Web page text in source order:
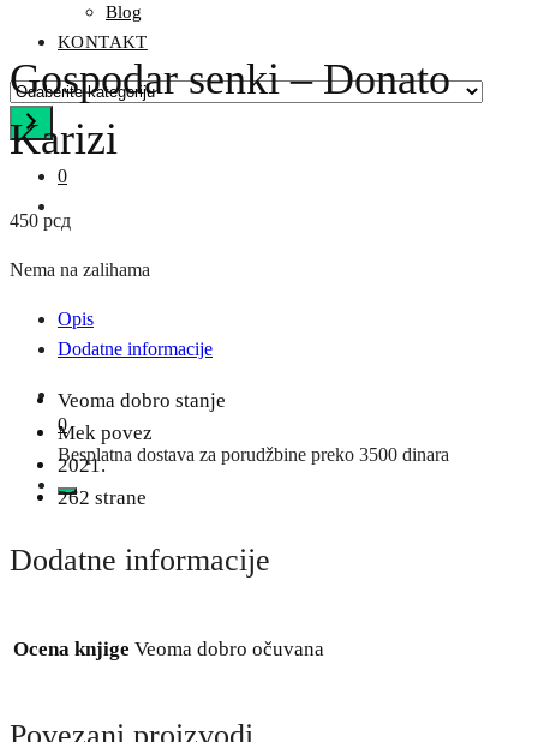
Blog
KONTAKT
Odaberite
kategoriju
0
0
Besplatna dostava za porudžbine preko 3500 dinara
Gospodar senki – Donato
Karizi
450 рсд
Nema na zalihama
Opis
Dodatne informacije
Veoma dobro stanje
Mek povez
2021.
262 strane
Dodatne informacije
Ocena knjige Veoma dobro očuvana